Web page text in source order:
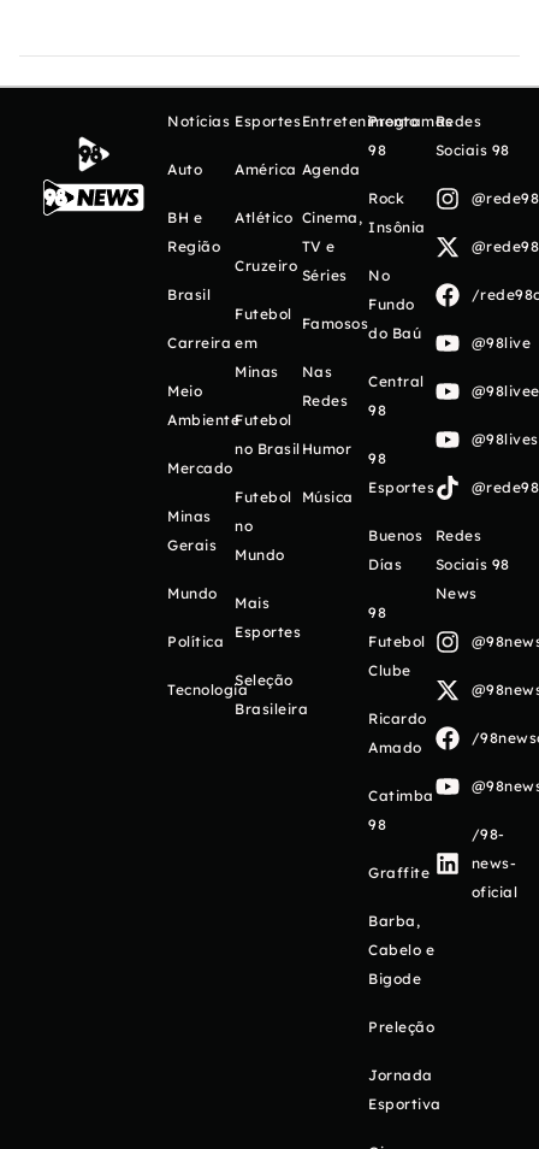
Notícias
Auto
BH e
Região
Brasil
Carreira
Meio
Ambiente
Mercado
Minas
Gerais
Mundo
Política
Tecnologia
Esportes
América
Atlético
Cruzeiro
Futebol
em
Minas
Futebol
no Brasil
Futebol
no
Mundo
Mais
Esportes
Seleção
Brasileira
Entretenimento
Agenda
Cinema,
TV e
Séries
Famosos
Nas
Redes
Humor
Música
Programas
98
Rock
Insônia
No
Fundo
do Baú
Central
98
98
Esportes
Buenos
Días
98
Futebol
Clube
Ricardo
Amado
Catimba
98
Graffite
Barba,
Cabelo e
Bigode
Preleção
Jornada
Esportiva
Redes
Sociais 98
/
@98live
Redes
Sociais 98
News
/
/98-
news-
oficial